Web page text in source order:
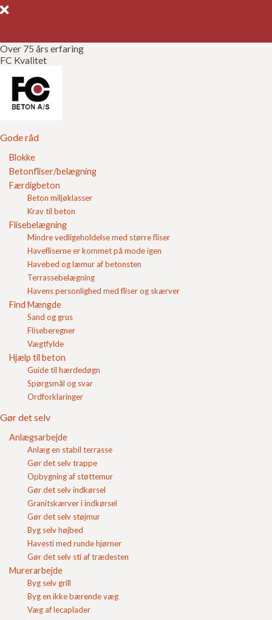
Over 75 års erfaring
FC Kvalitet
Gode råd
Blokke
Betonfliser/belægning
Færdigbeton
Beton miljøklasser
Krav til beton
Flisebelægning
Mindre vedligeholdelse med større fliser
Havefliserne er kommet på mode igen
Havebed og læmur af betonsten
Terrassebelægning
Havens personlighed med fliser og skærver
Find Mængde
Sand og grus
Fliseberegner
Vægtfylde
Hjælp til beton
Guide til hærdedøgn
Spørgsmål og svar
Ordforklaringer
Gør det selv
Anlægsarbejde
Anlæg en stabil terrasse
Gør det selv trappe
Opbygning af støttemur
Gør det selv indkørsel
Granitskærver i indkørsel
Gør det selv støjmur
Byg selv højbed
Havesti med runde hjørner
Gør det selv sti af trædesten
Murerarbejde
Byg selv grill
Byg en ikke bærende væg
Væg af lecaplader
Gode råd
Gør det selv
Kvalitetssikring
Brochurer
Referencer
Om FC
Kontakt
Login
Indkøbskurv
Udstøbningsblokke
Temahæftet
"Udstøbningsblokke" er udgivet af Dansk Betons
forskellige bloktyper og materialer,
Du kan finde vejledninger til udførelser samt
overfladebehandlinger af
Der er et afsnit omhandlende styrkeparametre og
bæreevne af udstøbningsblokkene og der finde
beregningseksempler og diagrammer.
Du kan gratis hente Temahæftet "Udstøbningblokke"
her fra FC-beton.dk
Hos FC Beton indgår vi
erhvervsom løbende bestiller
udstøbningsblokke og andre